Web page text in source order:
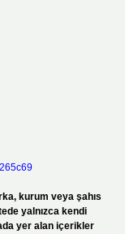
kurum veya şahıs
yalnızca kendi
yer alan içerikler